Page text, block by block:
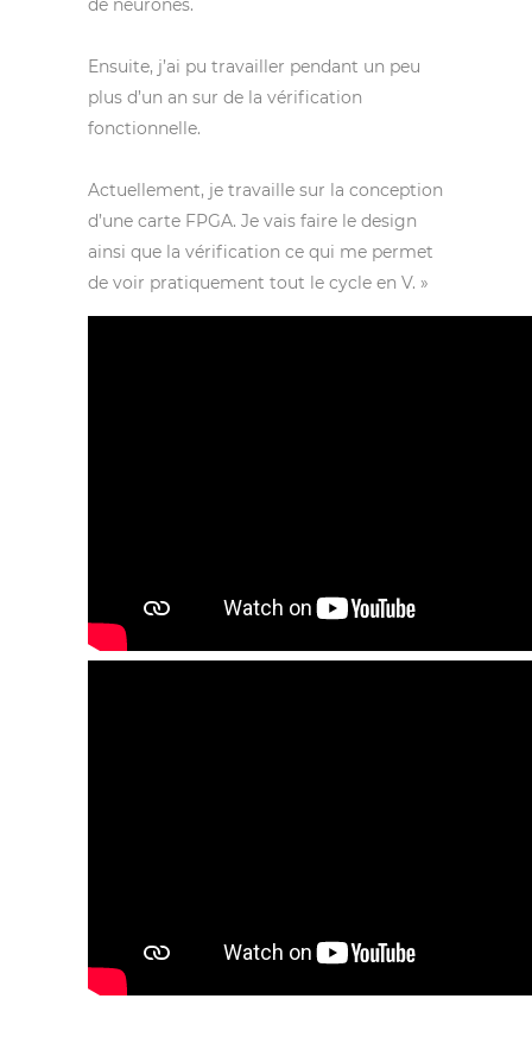
de neurones.
Ensuite, j’ai pu travailler pendant un peu
plus d’un an sur de la vérification
fonctionnelle.
Actuellement, je travaille sur la conception
d’une carte FPGA. Je vais faire le design
ainsi que la vérification ce qui me permet
de voir pratiquement tout le cycle en V. »